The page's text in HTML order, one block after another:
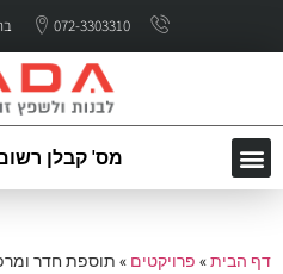
072-3303310
מס' קבלן רשום:
דף הבית» פרויקטים » תוספת חדר